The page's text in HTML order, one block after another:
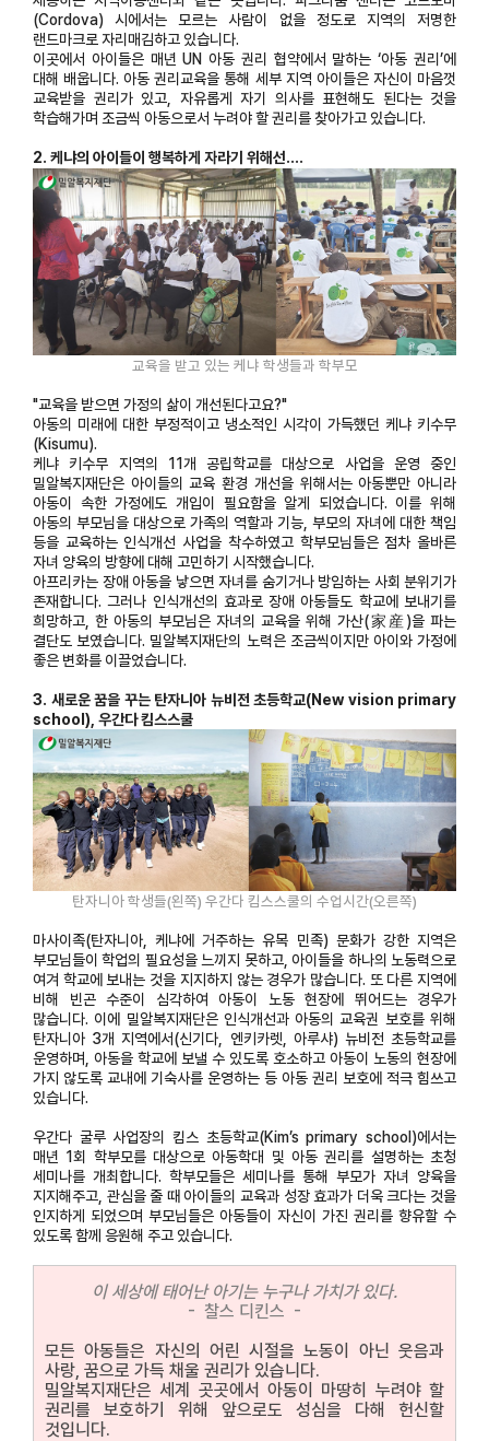
(Cordova) 시에서는 모르는 사람이 없을 정도로 지역의 저명한
랜드마크로 자리매김하고 있습니다.
이곳에서 아이들은 매년 UN 아동 권리 협약에서 말하는 ‘아동 권리’에
대해 배웁니다. 아동 권리교육을 통해 세부 지역 아이들은 자신이 마음껏
교육받을 권리가 있고, 자유롭게 자기 의사를 표현해도 된다는 것을
학습해가며 조금씩 아동으로서 누려야 할 권리를 찾아가고 있습니다.
2. 케냐의 아이들이 행복하게 자라기 위해선....
교육을 받고 있는 케냐 학생들과 학부모
"교육을 받으면 가정의 삶이 개선된다고요?"
아동의 미래에 대한 부정적이고 냉소적인 시각이 가득했던 케냐 키수무
(Kisumu).
케냐 키수무 지역의 11개 공립학교를 대상으로 사업을 운영 중인
밀알복지재단은 아이들의 교육 환경 개선을 위해서는 아동뿐만 아니라
아동이 속한 가정에도 개입이 필요함을 알게 되었습니다. 이를 위해
아동의 부모님을 대상으로 가족의 역할과 기능, 부모의 자녀에 대한 책임
등을 교육하는 인식개선 사업을 착수하였고 학부모님들은 점차 올바른
자녀 양육의 방향에 대해 고민하기 시작했습니다.
아프리카는 장애 아동을 낳으면 자녀를 숨기거나 방임하는 사회 분위기가
존재합니다. 그러나 인식개선의 효과로 장애 아동들도 학교에 보내기를
희망하고, 한 아동의 부모님은 자녀의 교육을 위해 가산(家産)을 파는
결단도 보였습니다. 밀알복지재단의 노력은 조금씩이지만 아이와 가정에
좋은 변화를 이끌었습니다.
3. 새로운 꿈을 꾸는 탄자니아 뉴비전 초등학교(New vision primary
school), 우간다 킴스스쿨
탄자니아 학생들(왼쪽) 우간다 킴스스쿨의 수업시간(오른쪽)
마사이족(탄자니아, 케냐에 거주하는 유목 민족) 문화가 강한 지역은
부모님들이 학업의 필요성을 느끼지 못하고, 아이들을 하나의 노동력으로
여겨 학교에 보내는 것을 지지하지 않는 경우가 많습니다. 또 다른 지역에
비해 빈곤 수준이 심각하여 아동이 노동 현장에 뛰어드는 경우가
많습니다. 이에 밀알복지재단은 인식개선과 아동의 교육권 보호를 위해
탄자니아 3개 지역에서(신기다, 엔키카렛, 아루샤) 뉴비전 초등학교를
운영하며, 아동을 학교에 보낼 수 있도록 호소하고 아동이 노동의 현장에
가지 않도록 교내에 기숙사를 운영하는 등 아동 권리 보호에 적극 힘쓰고
있습니다.
우간다 굴루 사업장의 킴스 초등학교(Kim’s primary school)에서는
매년 1회 학부모를 대상으로 아동학대 및 아동 권리를 설명하는 초청
세미나를 개최합니다. 학부모들은 세미나를 통해 부모가 자녀 양육을
지지해주고, 관심을 줄 때 아이들의 교육과 성장 효과가 더욱 크다는 것을
인지하게 되었으며 부모님들은 아동들이 자신이 가진 권리를 향유할 수
있도록 함께 응원해 주고 있습니다.
이 세상에 태어난 아기는 누구나 가치가 있다.
- 찰스 디킨스 -
모든 아동들은 자신의 어린 시절을 노동이 아닌 웃음과
사랑, 꿈으로 가득 채울 권리가 있습니다.
밀알복지재단은 세계 곳곳에서 아동이 마땅히 누려야 할
권리를 보호하기 위해 앞으로도 성심을 다해 헌신할
것입니다.